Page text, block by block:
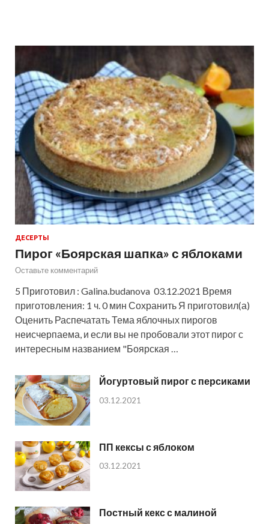
ДЕСЕРТЫ
Пирог «Боярская шапка» с яблоками
Оставьте комментарий
5 Приготовил : Galina.budanova 03.12.2021 Время
приготовления: 1 ч. 0 мин Сохранить Я приготовил(а)
Оценить Распечатать Тема яблочных пирогов
неисчерпаема, и если вы не пробовали этот пирог с
интересным названием "Боярская …
Йогуртовый пирог с персиками
03.12.2021
ПП кексы с яблоком
03.12.2021
Постный кекс с малиной